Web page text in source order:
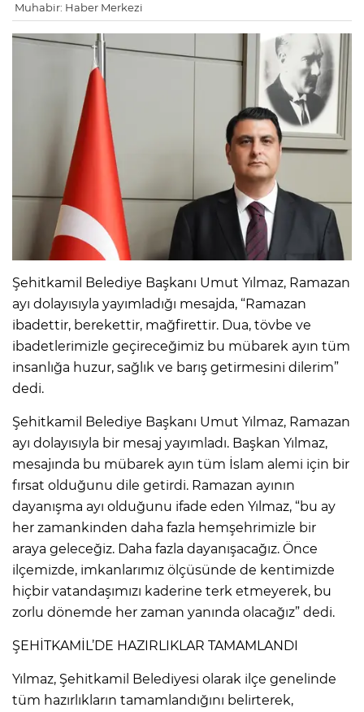
Muhabir: Haber Merkezi
Şehitkamil Belediye Başkanı Umut Yılmaz, Ramazan
ayı dolayısıyla yayımladığı mesajda, “Ramazan
ibadettir, berekettir, mağfirettir. Dua, tövbe ve
ibadetlerimizle geçireceğimiz bu mübarek ayın tüm
insanlığa huzur, sağlık ve barış getirmesini dilerim”
dedi.
Şehitkamil Belediye Başkanı Umut Yılmaz, Ramazan
ayı dolayısıyla bir mesaj yayımladı. Başkan Yılmaz,
mesajında bu mübarek ayın tüm İslam alemi için bir
fırsat olduğunu dile getirdi. Ramazan ayının
dayanışma ayı olduğunu ifade eden Yılmaz, “bu ay
her zamankinden daha fazla hemşehrimizle bir
araya geleceğiz. Daha fazla dayanışacağız. Önce
ilçemizde, imkanlarımız ölçüsünde de kentimizde
hiçbir vatandaşımızı kaderine terk etmeyerek, bu
zorlu dönemde her zaman yanında olacağız” dedi.
ŞEHİTKAMİL’DE HAZIRLIKLAR TAMAMLANDI
Yılmaz, Şehitkamil Belediyesi olarak ilçe genelinde
tüm hazırlıkların tamamlandığını belirterek,